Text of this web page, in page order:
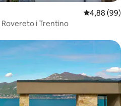
4,88 av 5 i
4,88 (99)
Rovereto i Trentino